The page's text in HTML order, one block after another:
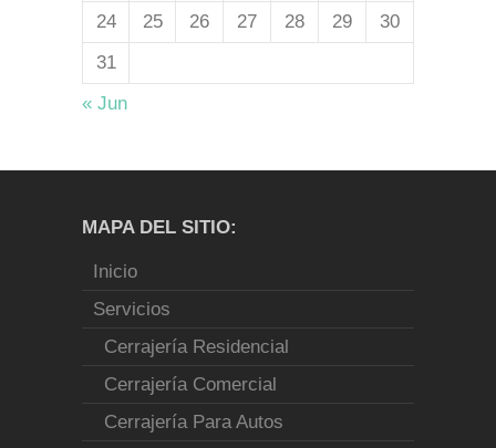
24
25 26 27 28 29
30
31
« Jun
MAPA DEL SITIO:
Inicio
Servicios
Cerrajería Residencial
Cerrajería Comercial
Cerrajería Para Autos